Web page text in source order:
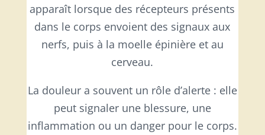
apparaît lorsque des récepteurs présents
dans le corps envoient des signaux aux
nerfs, puis à la moelle épinière et au
cerveau.
La douleur a souvent un rôle d’alerte : elle
peut signaler une blessure, une
inflammation ou un danger pour le corps.